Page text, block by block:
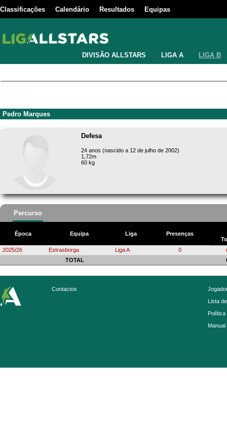
Classificações Calendário Resultados Equipas
DIVISÃO ALLSTARS LIGA A LIGA B
Pedro Marques
Defesa
24 anos (nascido a 12 de julho de 2002)
1,72m
60 kg
Percurso
Época Equipa Liga
Presenças
2025/26
Estrasborga Liga A 0
TOTAL
Contactos
Lista